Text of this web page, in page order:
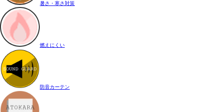
暑さ・寒さ対策
燃えにくい
防音カーテン